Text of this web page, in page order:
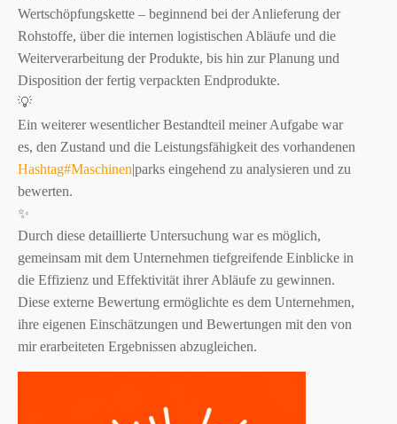
Wertschöpfungskette – beginnend bei der Anlieferung der
Rohstoffe, über die internen logistischen Abläufe und die
Weiterverarbeitung der Produkte, bis hin zur Planung und
Disposition der fertig verpackten Endprodukte.
💡
Ein weiterer wesentlicher Bestandteil meiner Aufgabe war
es, den Zustand und die Leistungsfähigkeit des vorhandenen
Hashtag#Maschinen|parks eingehend zu analysieren und zu
bewerten.
✨
Durch diese detaillierte Untersuchung war es möglich,
gemeinsam mit dem Unternehmen tiefgreifende Einblicke in
die Effizienz und Effektivität ihrer Abläufe zu gewinnen.
Diese externe Bewertung ermöglichte es dem Unternehmen,
ihre eigenen Einschätzungen und Bewertungen mit den von
mir erarbeiteten Ergebnissen abzugleichen.